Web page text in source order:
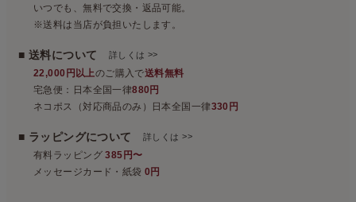
いつでも、無料で交換・返品可能。
※送料は当店が負担いたします。
■ 送料について 詳しくは >>
22,000円以上のご購入で送料無料
宅急便：日本全国一律880円
ネコポス（対応商品のみ）日本全国一律330円
■ ラッピングについて詳しくは>>
有料ラッピング385円〜
メッセージカード・紙袋0円